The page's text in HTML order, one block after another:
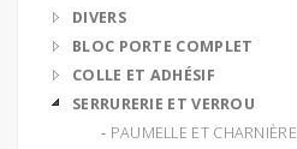
DIVERS
BLOC PORTE COMPLET
COLLE ET ADHÉSIF
SERRURERIE ET VERROU
‐ PAUMELLE ET CHARNIÈRE